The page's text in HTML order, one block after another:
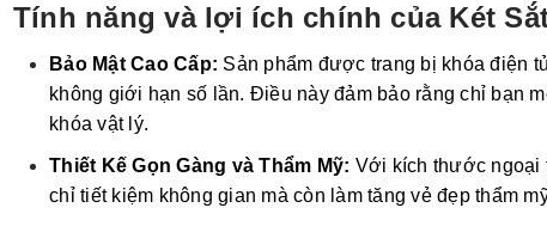
Tính năng và lợi ích chính của Két Sắt
Bảo Mật Cao Cấp: Sản phẩm được trang bị khóa điện
không giới hạn số lần. Điều này đảm bảo rằng chỉ bạn
khóa vật lý.
Thiết Kế Gọn Gàng và Thẩm Mỹ: Với kích thước ngoại
chỉ tiết kiệm không gian mà còn làm tăng vẻ đẹp thẩm